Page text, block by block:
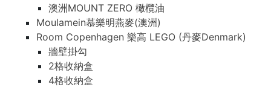
澳洲MOUNT ZERO 橄欖油
Moulamein慕樂明燕麥(澳洲)
Room Copenhagen 樂高 LEGO (丹麥Denmark)
牆壁掛勾
2格收納盒
4格收納盒